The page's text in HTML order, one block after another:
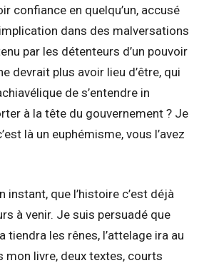
confiance en quelqu’un, accusé
dans des malversations
par les détenteurs d’un pouvoir
devrait plus avoir lieu d’être, qui
de s’entendre in
à la tête du gouvernement ? Je
là un euphémisme, vous l’avez
instant, que l’histoire c’est déjà
à venir. Je suis persuadé que
tiendra les rênes, l’attelage ira au
mon livre, deux textes, courts